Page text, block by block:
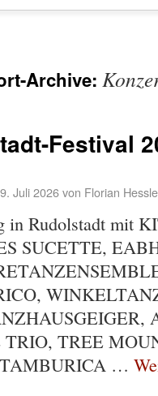
Archive:
Festival
Juli 2026von Florian
in Rudolstadt mit
SUCETTE,
TREE
…